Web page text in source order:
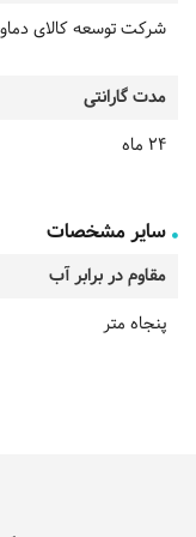
شرکت توسعه کالای
مدت گارانتی
24 ماه
سایر مشخصات
مقاوم در برابر آب
پنجاه متر